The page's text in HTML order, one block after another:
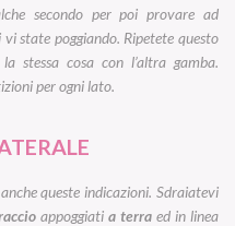
secondo per poi provare ad
state poggiando. Ripetete questo
stessa cosa con l’altra gamba.
per ogni lato.
queste indicazioni. Sdraiatevi
appoggiati a terra ed in linea